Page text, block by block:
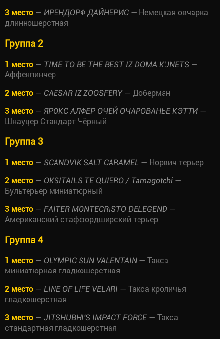
3 место — ИРЕНДОРФ ДАЙНЕРИС — Немецкая овчарка
длинношерстная
Группа 2
1 место — TIME TO BE THE BEST IZ DOMA KUNETS —
Аффенпинчер
2 место — CAESAR IZ ZOOSFERY— Доберман
3 место — ЯРОКС АЛФЕР ОЧЕЙ ОЧАРОВАНЬЕ КЭТТИ —
Шнауцер Стандарт Чёрный
Группа 3
1 место — SCANDVIK SALT CARAMEL — Норвич терьер
2 место — OKSITAILS TE QUIERO / Tamagotchi —
Бультерьер миниатюрный
3 место — FAITER MONTECRISTO DELEGEND —
Американский стаффордширский терьер
Группа 4
1 место — OLYMPIC SUN VALENTAIN — Такса
миниатюрная гладкошерстная
2 место — LINE OF LIFE VELARI — Такса кроличья
гладкошерстная
3 место — JITSHUBHI'S IMPACT FORCE — Такса
стандартная гладкошерстная